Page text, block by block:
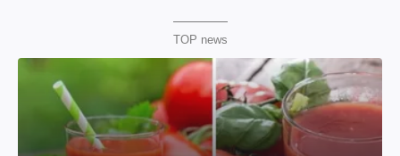
TOP news